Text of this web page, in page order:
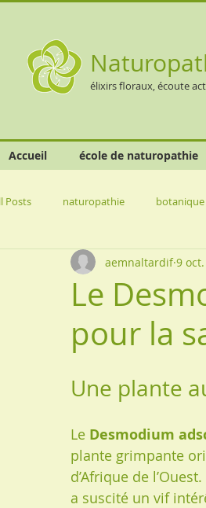
élixirs floraux, écoute
Accueil école de naturopathie
Posts naturopathie botanique
santé publique compléments
Le
pour la
aemnaltardif 9
Une plante
Le Desmodium
plante grimpante
d’Afrique de
a suscité un vif